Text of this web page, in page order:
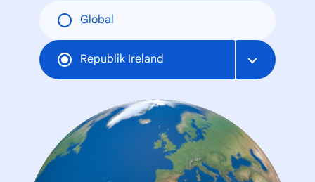
Global
Republik Ireland